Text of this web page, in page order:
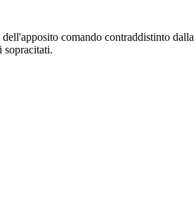
comando contraddistinto
sopracitati.